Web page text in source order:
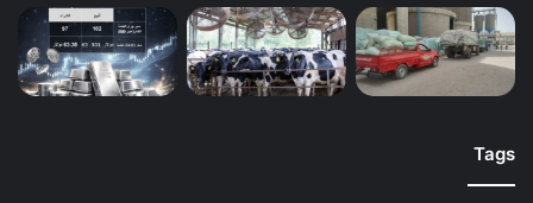
Tags